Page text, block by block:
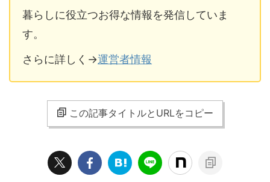
暮らしに役立つお得な情報を発信していま
す。
さらに詳しく→運営者情報
この記事タイトルとURLをコピー